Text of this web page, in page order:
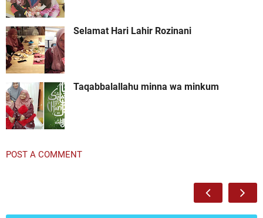
Selamat Hari Lahir Rozinani
Taqabbalallahu minna wa minkum
POST A COMMENT